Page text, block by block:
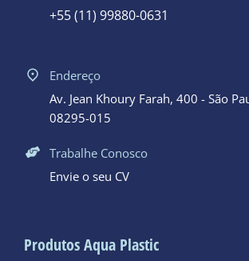
+55 (11) 99880-0631
Endereço
Av. Jean Khoury Farah, 400 - São
08295-015
Trabalhe Conosco
Envie o seu CV
Produtos Aqua Plastic